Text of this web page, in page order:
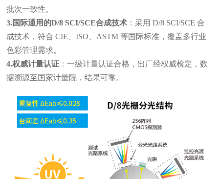
批次一致性。
3.国际通用的D/8 SCI/SCE合成技术 ：采用 D/8 SCI/SCE 合
成技术，符合 CIE、ISO、ASTM 等国际标准，覆盖多行业
色彩管理需求。
4.权威计量认证 ：一级计量认证合格，出厂经权威检定，数
据溯源至国家计量院，结果可靠。